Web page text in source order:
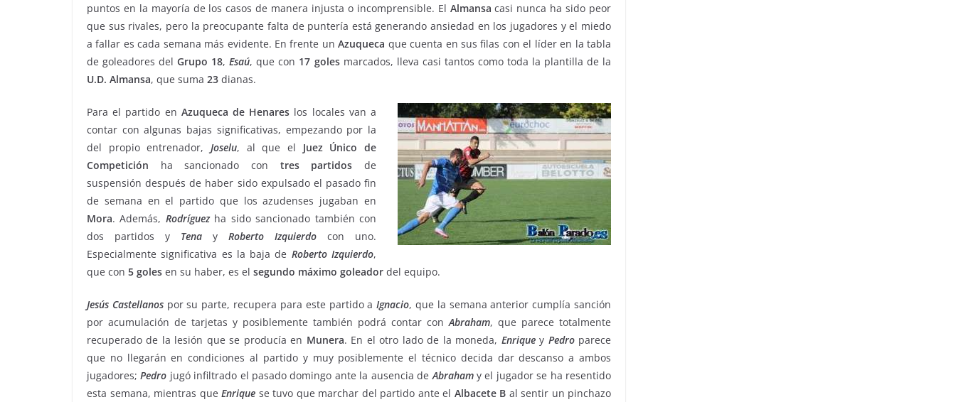
puntos en la mayoría de los casos de manera injusta o incomprensible. El Almansa casi nunca ha sido peor
que sus rivales, pero la preocupante falta de puntería está generando ansiedad en los jugadores y el miedo
a fallar es cada semana más evidente. En frente unAzuqueca que cuenta en sus filas con el líder en la tabla
de goleadores delGrupo 18,Esaú, que con 17 golesmarcados, lleva casi tantos como toda la plantilla de la
U.D. Almansa, que suma 23 dianas.
Para el partido en Azuqueca de Henares los locales van a
contar con algunas bajas significativas, empezando por la
del propio entrenador, Joselu, al que el Juez Único de
Competición ha sancionado con tres partidos de
suspensión después de haber sido expulsado el pasado fin
de semana en el partido que los azudenses jugaban en
Mora. Además, Rodríguezha sido sancionado también con
dos partidos y Tena y Roberto Izquierdo con uno.
Especialmente significativa es la baja de Roberto Izquierdo,
que con 5 goles en su haber, es el segundo máximo goleador del equipo.
Jesús Castellanospor su parte, recupera para este partido aIgnacio, que la semana anterior cumplía sanción
por acumulación de tarjetas y posiblemente también podrá contar con Abraham, que parece totalmente
recuperado de la lesión que se producía en Munera. En el otro lado de la moneda, Enriquey Pedroparece
que no llegarán en condiciones al partido y muy posiblemente el técnico decida dar descanso a ambos
jugadores;Pedro jugó infiltrado el pasado domingo ante la ausencia de Abrahamy el jugador se ha resentido
esta semana, mientras que Enrique se tuvo que marchar del partido ante el Albacete B al sentir un pinchazo